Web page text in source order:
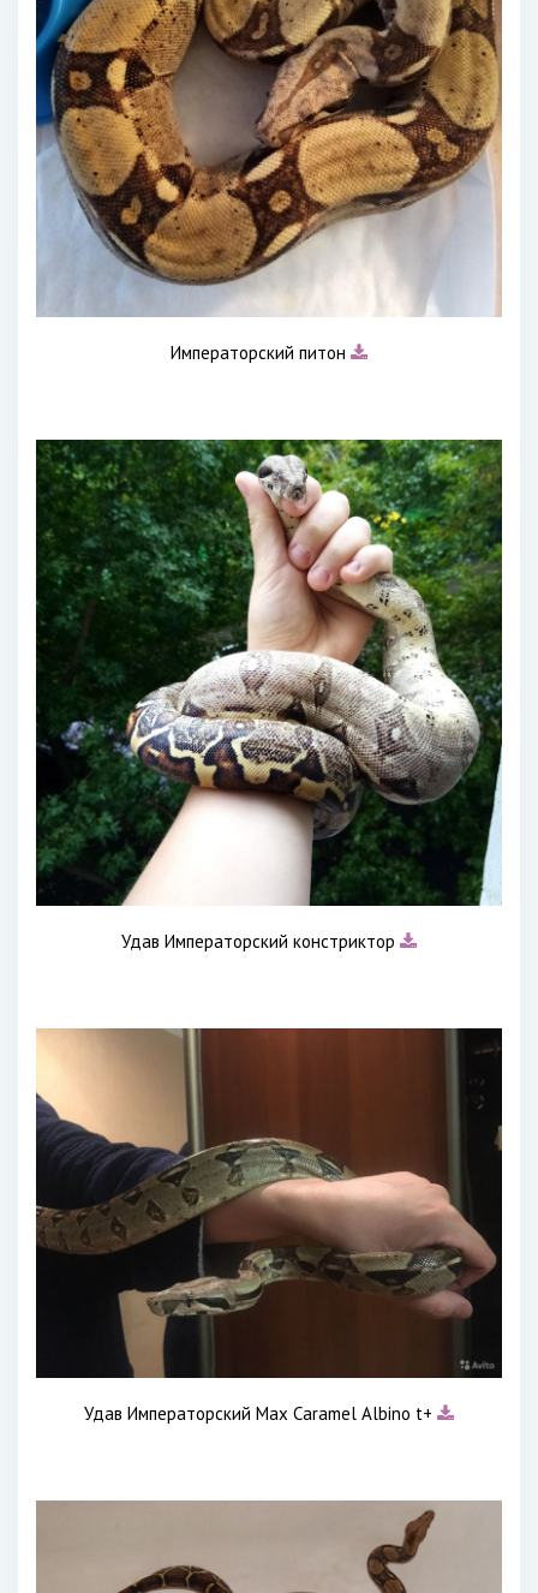
Императорский питон
Удав Императорский констриктор
Удав Императорский Max Caramel Albino t+